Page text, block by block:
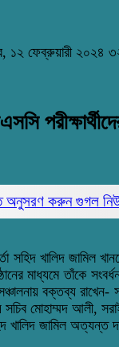
ফেব্রুয়ারী ২০২৪
অনুসরণ করুনগুগল
সহিদ খালিদ জামিল
মাধ্যমে তাঁকে
বক্তব্য
সচিব মোহাম্মদ আলী,
জামিল অত্যন্ত